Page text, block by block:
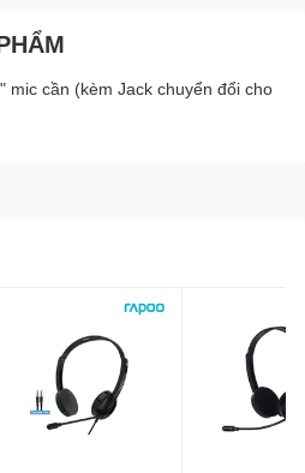
mic cần (kèm Jack chuyển đổi cho